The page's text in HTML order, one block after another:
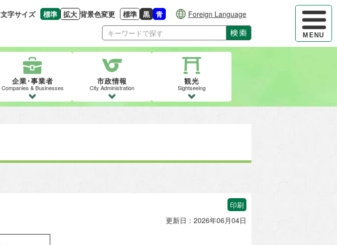
ハンバー
MENU
文字サイズ 標準
文字の大きさをもとの大きさに戻す
拡大
文字を大きくする
背景色変更 標準
背景色の変更：白
黒
背景色の変更：黒
青
背景色の変更：青
Foreign Language
検索
企業･事業者
Companies & Businesses
市政情報
City Administration
観光
Sightseeing
印刷
更新日：2026年06月04日